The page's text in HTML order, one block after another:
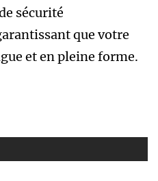
sécurité
que votre
et en pleine forme.